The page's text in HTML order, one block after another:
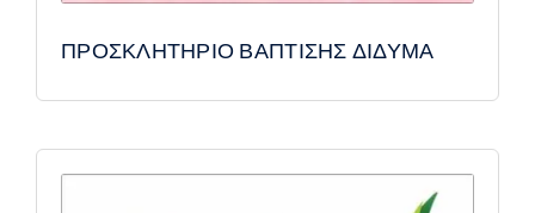
ΠΡΟΣΚΛΗΤΗΡΙΟ ΒΑΠΤΙΣΗΣ ΔΙΔΥΜΑ